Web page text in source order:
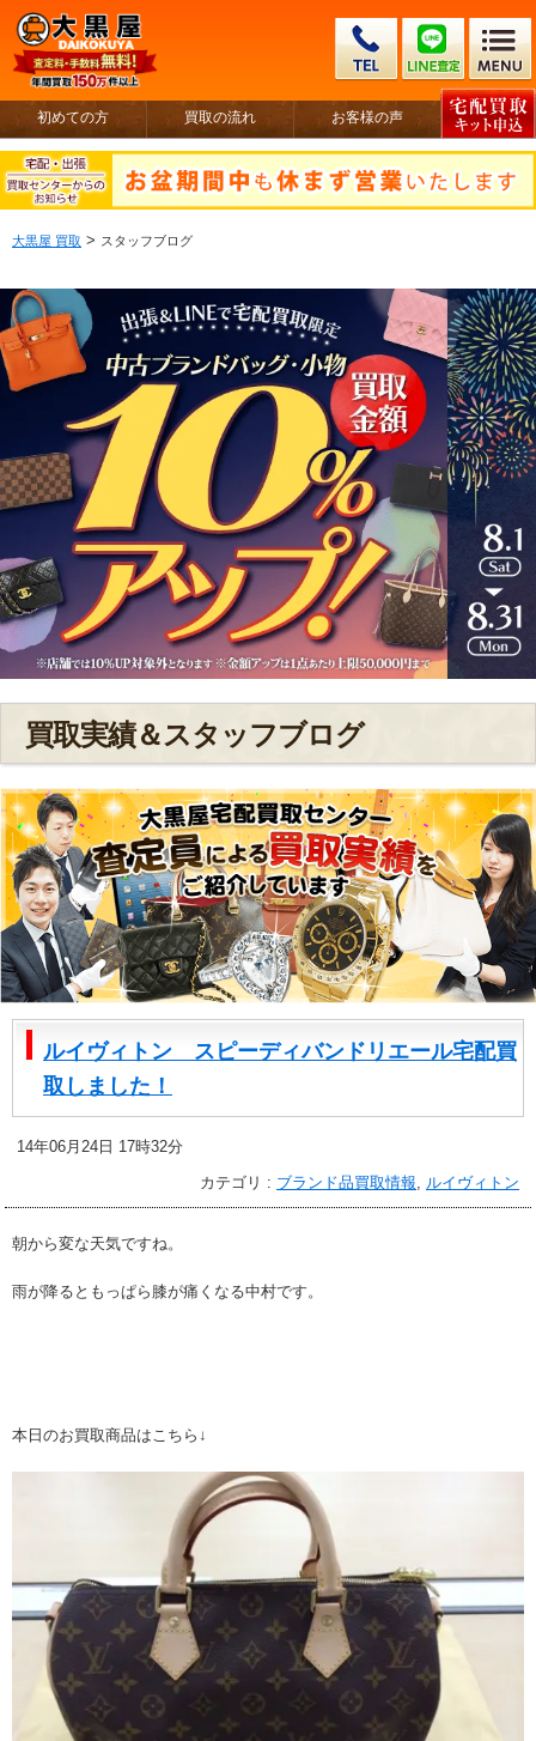
初めての方 買取の流れ お客様の声
大黒屋 買取 > スタッフブログ
買取実績＆スタッフブログ
ルイヴィトン スピーディバンドリエール宅配買
取しました！
14年06月24日 17時32分
カテゴリ : ブランド品買取情報, ルイヴィトン
朝から変な天気ですね。
雨が降るともっぱら膝が痛くなる中村です。
本日のお買取商品はこちら↓